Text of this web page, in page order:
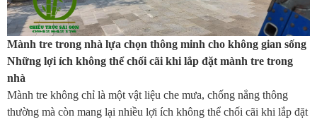
Mành tre trong nhà lựa chọn thông minh cho không gian sống
Những lợi ích không thể chối cãi khi lắp đặt mành tre trong
nhà
Mành tre không chỉ là một vật liệu che mưa, chống nắng thông
thường mà còn mang lại nhiều lợi ích không thể chối cãi khi lắp đặt